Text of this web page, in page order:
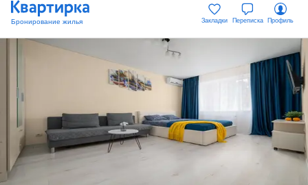
Закладки Переписка Профиль